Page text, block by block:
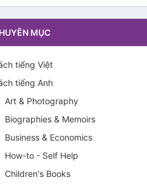
MỤC
tiếng Việt
tiếng Anh
Art & Photography
Biographies & Memoirs
Business & Economics
How-to - Self Help
Children's Books